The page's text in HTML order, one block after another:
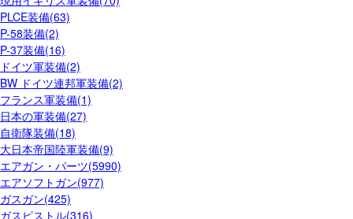
PLCE装備(63)
P-58装備(2)
P-37装備(16)
ドイツ軍装備(2)
BW ドイツ連邦軍装備(2)
フランス軍装備(1)
日本の軍装備(27)
自衛隊装備(18)
大日本帝国陸軍装備(9)
エアガン・パーツ(5990)
エアソフトガン(977)
ガスガン(425)
ガスピストル(316)